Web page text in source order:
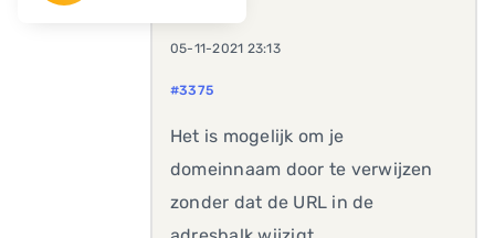
05-11-2021 23:13
#3375
Het is mogelijk om je
domeinnaam door te verwijzen
zonder dat de URL in de